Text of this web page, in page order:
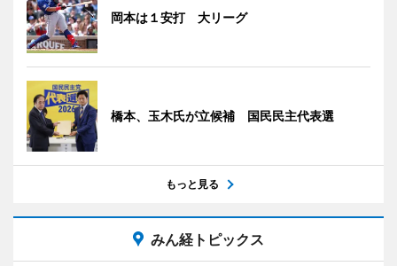
岡本は１安打 大リーグ
橋本、玉木氏が立候補 国民民主代表選
もっと見る
みん経トピックス